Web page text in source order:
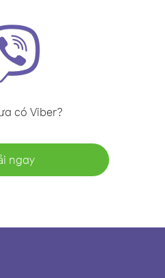
có Viber?
ngay